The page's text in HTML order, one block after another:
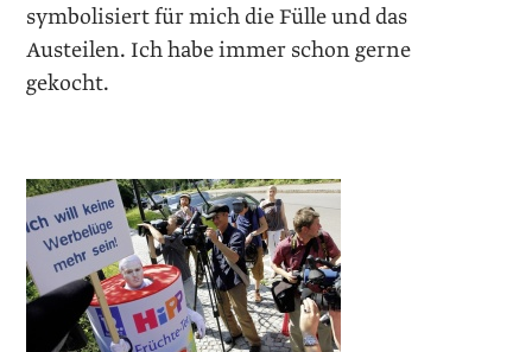
symbolisiert für mich die Fülle und das
Austeilen. Ich habe immer schon gerne
gekocht.